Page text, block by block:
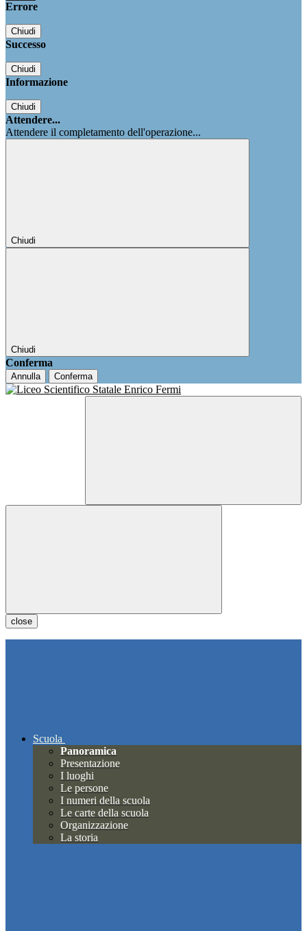
Errore
Chiudi
Successo
Chiudi
Informazione
Chiudi
Attendere...
Attendere il completamento dell'operazione...
Chiudi
Chiudi
Conferma
Annulla Conferma
close
Scuola
Panoramica
Presentazione
I luoghi
Le persone
I numeri della scuola
Le carte della scuola
Organizzazione
La storia